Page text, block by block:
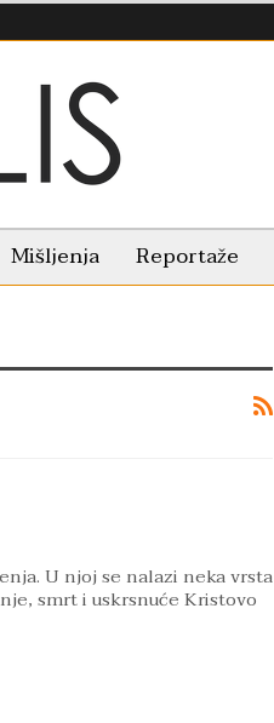
Mišljenja Reportaže
U njoj se nalazi neka vrsta
smrt i uskrsnuće Kristovo